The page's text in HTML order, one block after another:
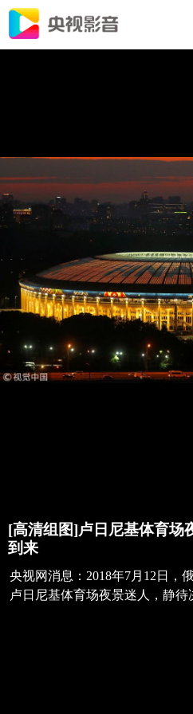
[高清组图]卢日尼基体育场
到来
央视网消息：2018年7月12日，
卢日尼基体育场夜景迷人，静待